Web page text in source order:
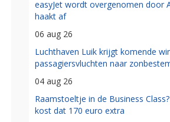
easyJet wordt overgenomen door
haakt af
06 aug 26
Luchthaven Luik krijgt komende
passagiersvluchten naar
04 aug 26
Raamstoeltje in de Business
kost dat 170 euro extra